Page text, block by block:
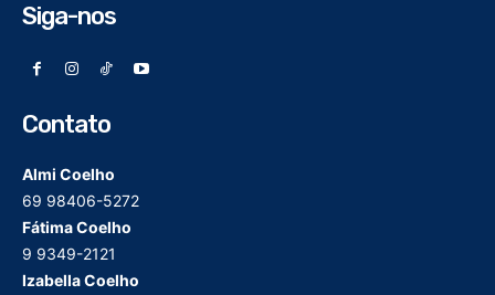
Siga-nos
Contato
Almi Coelho
69 98406-5272
Fátima Coelho
9 9349-2121
Izabella Coelho